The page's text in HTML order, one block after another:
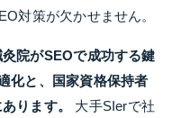
対策が欠かせません。
院がSEOで成功する鍵
化と、国家資格保持者
ります。
大手SIerで社